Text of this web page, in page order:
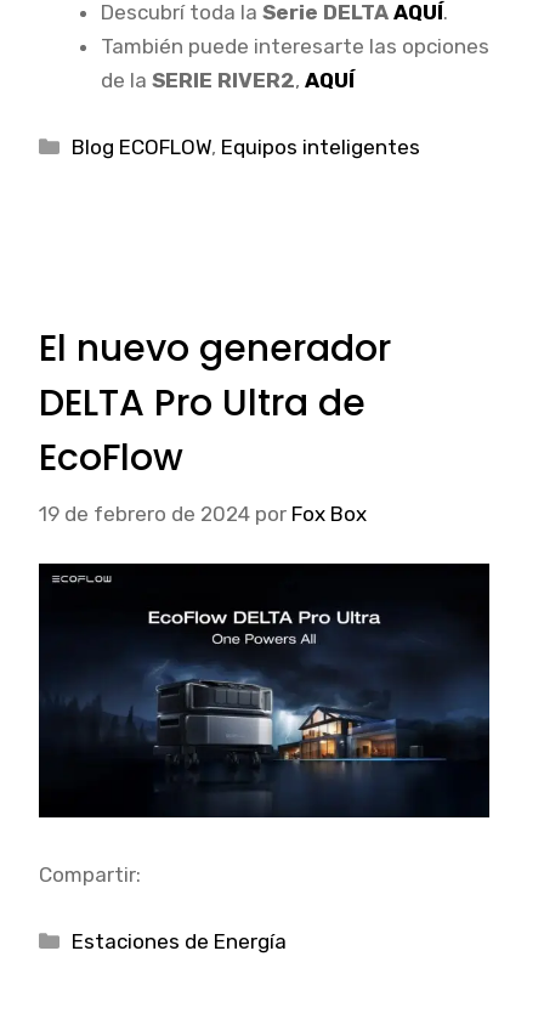
Descubrí toda la Serie DELTA AQUÍ.
También puede interesarte las opciones
de la SERIE RIVER2, AQUÍ
Categorías
Blog ECOFLOW, Equipos inteligentes
El nuevo generador
DELTA Pro Ultra de
EcoFlow
19 de febrero de 2024 por Fox Box
Compartir:
Categorías
Estaciones de Energía